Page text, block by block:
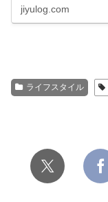
jiyulog.com
ライフスタイル